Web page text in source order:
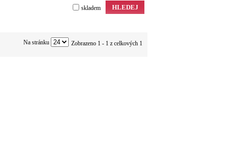
HLEDEJ
skladem
Zobrazeno 1 - 1 z celkových 1
Na stránku